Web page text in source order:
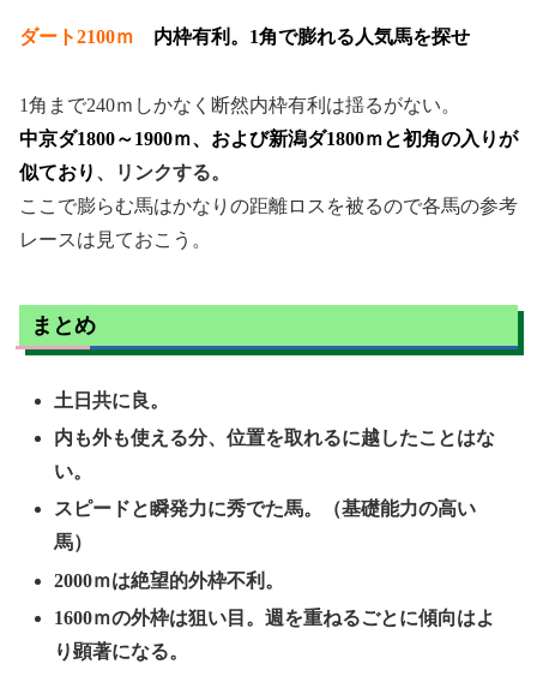
ダート2100ｍ 内枠有利。1角で膨れる人気馬を探せ
1角まで240ｍしかなく断然内枠有利は揺るがない。
中京ダ1800～1900ｍ、および新潟ダ1800ｍと初角の入りが
似ており 、リンクする。
ここで膨らむ馬はかなりの距離ロスを被るので各馬の参考
レースは見ておこう。
まとめ
土日共に良。
内も外も使える分、位置を取れるに越したことはな
い。
スピードと瞬発力に秀でた馬。（基礎能力の高い
馬）
2000ｍは絶望的外枠不利。
1600ｍの外枠は狙い目。週を重ねるごとに傾向はよ
り顕著になる。